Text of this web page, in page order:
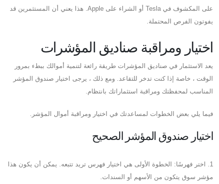
على المكشوف في Tesla أو الشراء على Apple. هذا يعني أن المستثمرين قد
يفوتون الفرص المحتملة.
اختيار ومراقبة صناديق المؤشرات
يعد الاستثمار في صناديق المؤشرات طريقة رائعة لتنمية أموالك ببطء بمرور
الوقت ، خاصة إذا كنت تدخر للتقاعد. ومع ذلك ، يرجى اختيار صندوق المؤشر
المناسب لمحفظتك ومراقبة استثماراتك بانتظام.
فيما يلي بعض الخطوات لمساعدتك في اختيار ومراقبة أموال المؤشر.
اختيار صندوق المؤشر الصحيح
1. اختر فهرسًا: الخطوة الأولى هي اختيار فهرس تريد تتبعه. يمكن أن يكون هذا
مؤشر سوق يتكون من الأسهم أو السندات.